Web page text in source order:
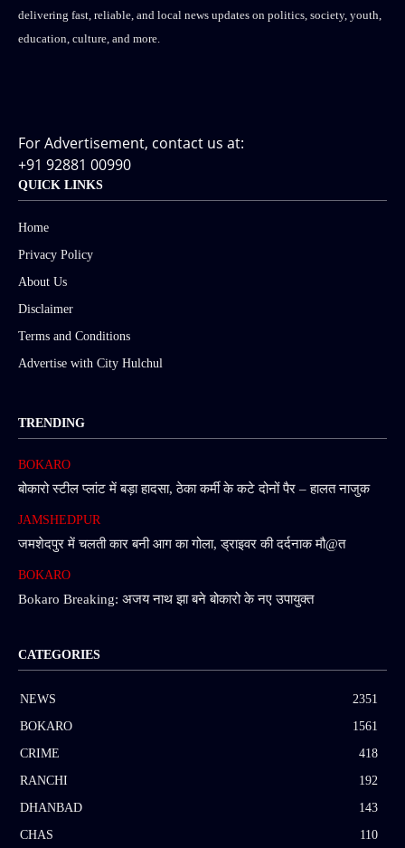
delivering fast, reliable, and local news updates on politics, society, youth,
education, culture, and more.
For Advertisement, contact us at:
+91 92881 00990
QUICK LINKS
Home
Privacy Policy
About Us
Disclaimer
Terms and Conditions
Advertise with City Hulchul
TRENDING
BOKARO
बोकारो स्टील प्लांट में बड़ा हादसा, ठेका कर्मी के कटे दोनों पैर – हालत नाजुक
JAMSHEDPUR
जमशेदपुर में चलती कार बनी आग का गोला, ड्राइवर की दर्दनाक मौ@त
BOKARO
Bokaro Breaking: अजय नाथ झा बने बोकारो के नए उपायुक्त
CATEGORIES
NEWS
2351
BOKARO
1561
CRIME
418
RANCHI
192
DHANBAD
143
CHAS
110